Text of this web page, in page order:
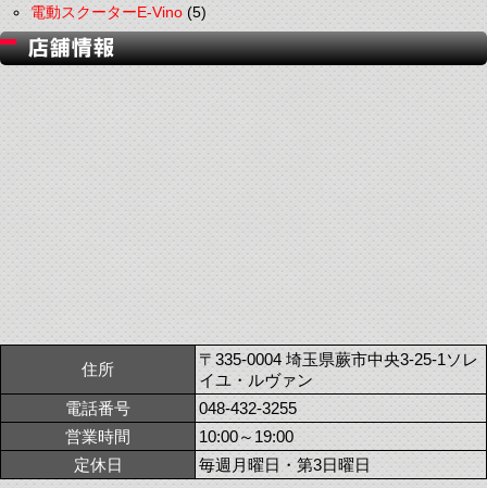
電動スクーターE-Vino(5)
住所
〒335-0004 埼玉県蕨市中央3-25-1ソレ
イユ・ルヴァン
電話番号
048-432-3255
営業時間
10:00～19:00
定休日
毎週月曜日・第3日曜日